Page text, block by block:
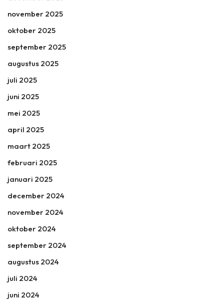
november 2025
oktober 2025
september 2025
augustus 2025
juli 2025
juni 2025
mei 2025
april 2025
maart 2025
februari 2025
januari 2025
december 2024
november 2024
oktober 2024
september 2024
augustus 2024
juli 2024
juni 2024